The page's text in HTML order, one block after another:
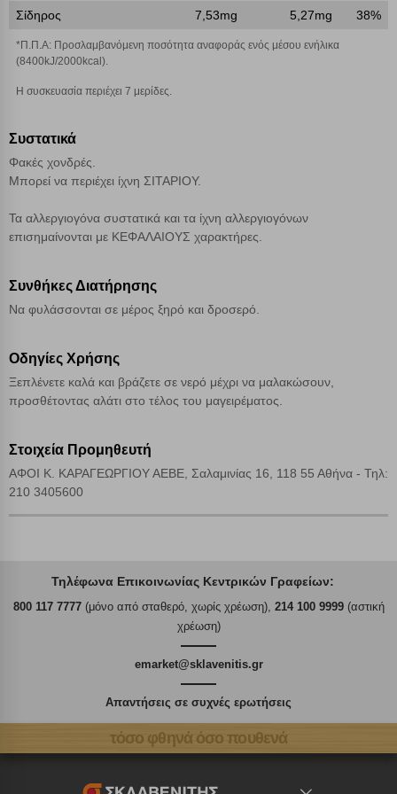
Σίδηρος
7,53mg 5,27mg 38%
*Π.Π.Α: Προσλαμβανόμενη ποσότητα αναφοράς ενός μέσου ενήλικα
(8400kJ/2000kcal).
Η συσκευασία περιέχει 7 μερίδες.
Συστατικά
Φακές χονδρές.
Μπορεί να περιέχει ίχνη ΣΙΤΑΡΙΟΥ.
Τα αλλεργιογόνα συστατικά και τα ίχνη αλλεργιογόνων
επισημαίνονται με ΚΕΦΑΛΑΙΟΥΣ χαρακτήρες.
Συνθήκες Διατήρησης
Να φυλάσσονται σε μέρος ξηρό και δροσερό.
Οδηγίες Χρήσης
Ξεπλένετε καλά και βράζετε σε νερό μέχρι να μαλακώσουν,
προσθέτοντας αλάτι στο τέλος του μαγειρέματος.
Στοιχεία Προμηθευτή
ΑΦΟΙ Κ. ΚΑΡΑΓΕΩΡΓΙΟΥ ΑΕΒΕ, Σαλαμινίας 16, 118 55 Αθήνα - Τηλ:
210 3405600
Τηλέφωνα Επικοινωνίας Κεντρικών Γραφείων:
800 117 7777(μόνο από σταθερό, χωρίς χρέωση), 214 100 9999(αστική
χρέωση)
emarket@sklavenitis.gr
Απαντήσεις σε συχνές ερωτήσεις
τόσο φθηνά όσο πουθενά
Αποθήκευση ρυθμίσεων
Απόρριψη όλων